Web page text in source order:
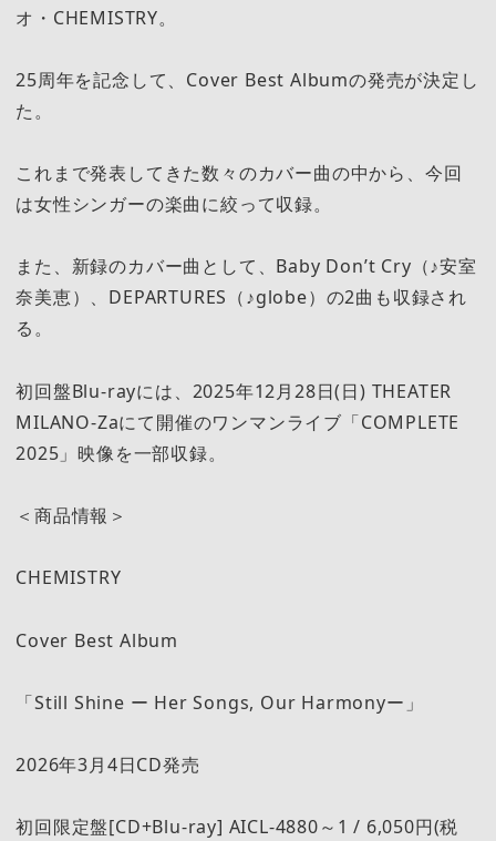
オ・CHEMISTRY。
25周年を記念して、Cover Best Albumの発売が決定し
た。
これまで発表してきた数々のカバー曲の中から、今回
は女性シンガーの楽曲に絞って収録。
また、新録のカバー曲として、Baby Don’t Cry（♪安室
奈美恵）、DEPARTURES（♪globe）の2曲も収録され
る。
初回盤Blu-rayには、2025年12月28日(日) THEATER
MILANO-Zaにて開催のワンマンライブ「COMPLETE
2025」映像を一部収録。
＜商品情報＞
CHEMISTRY
Cover Best Album
「Still Shine ー Her Songs, Our Harmonyー」
2026年3月4日CD発売
初回限定盤[CD+Blu-ray] AICL-4880～1 / 6,050円(税